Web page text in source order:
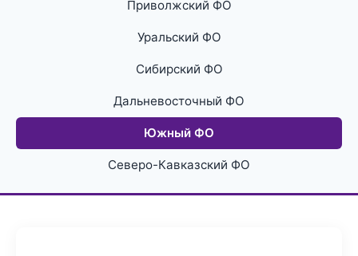
Приволжский ФО
Уральский ФО
Сибирский ФО
Дальневосточный ФО
Южный ФО
Северо-Кавказский ФО